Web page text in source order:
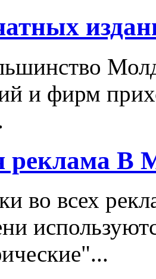
и фирм
реклама В
во всех